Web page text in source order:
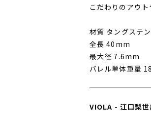
こだわりのアウ
材質 タングステ
全長 40mm
最大径 7.6mm
バレル単体重量
VIOLA - 江口梨